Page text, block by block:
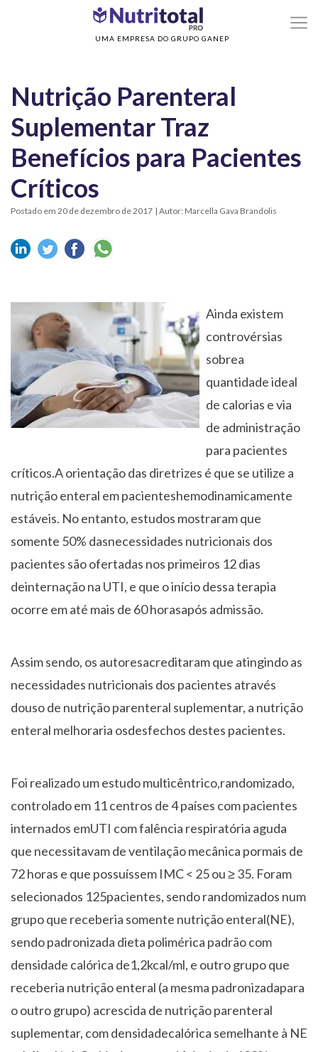
UMA EMPRESA DO GRUPO GANEP
Nutrição Parenteral>Nutrição Parenteral Suplementar Traz Benefícios
para Pacientes Críticos
Nutrição Parenteral
Suplementar Traz
Benefícios para Pacientes
Críticos
Postado em 20 de dezembro de 2017 | Autor: Marcella Gava Brandolis
Ainda existem
controvérsias
sobrea
quantidade ideal
de calorias e via
de administração
para pacientes
críticos.A orientação das diretrizes é que se utilize a
nutrição enteral em pacienteshemodinamicamente
estáveis. No entanto, estudos mostraram que
somente 50% dasnecessidades nutricionais dos
pacientes são ofertadas nos primeiros 12 dias
deinternação na UTI, e que o início dessa terapia
ocorre em até mais de 60 horasapós admissão.
Assim sendo, os autoresacreditaram que atingindo as
necessidades nutricionais dos pacientes através
douso de nutrição parenteral suplementar, a nutrição
enteral melhoraria osdesfechos destes pacientes.
Foi realizado um estudo multicêntrico,randomizado,
controlado em 11 centros de 4 países com pacientes
internados emUTI com falência respiratória aguda
que necessitavam de ventilação mecânica pormais de
72 horas e que possuíssem IMC < 25 ou ≥ 35. Foram
selecionados 125pacientes, sendo randomizados num
grupo que receberia somente nutrição enteral(NE),
sendo padronizada dieta polimérica padrão com
densidade calórica de1,2kcal/ml, e outro grupo que
receberia nutrição enteral (a mesma padronizadapara
o outro grupo) acrescida de nutrição parenteral
suplementar, com densidadecalórica semelhante à NE